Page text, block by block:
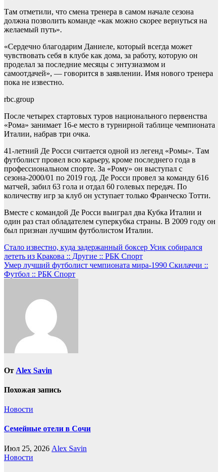
Там отметили, что смена тренера в самом начале сезона
должна позволить команде «как можно скорее вернуться на
желаемый путь».
«Сердечно благодарим Даниеле, который всегда может
чувствовать себя в клубе как дома, за работу, которую он
проделал за последние месяцы с энтузиазмом и
самоотдачей», — говорится в заявлении. Имя нового тренера
пока не известно.
rbc.group
После четырех стартовых туров национального первенства
«Рома» занимает 16-е место в турнирной таблице чемпионата
Италии, набрав три очка.
41-летний Де Росси считается одной из легенд «Ромы». Там
футболист провел всю карьеру, кроме последнего года в
профессиональном спорте. За «Рому» он выступал с
сезона-2000/01 по 2019 год. Де Росси провел за команду 616
матчей, забил 63 гола и отдал 60 голевых передач. По
количеству игр за клуб он уступает только Франческо Тотти.
Вместе с командой Де Росси выиграл два Кубка Италии и
один раз стал обладателем суперкубка страны. В 2009 году он
был признан лучшим футболистом Италии.
Навигация
по
записям
Стало известно, куда задержанный боксер Усик собирался
лететь из Кракова :: Другие :: РБК Спорт
Умер лучший футболист чемпионата мира-1990 Скилаччи ::
Футбол :: РБК Спорт
От Alex Savin
Похожая запись
Новости
Семейные отели в Сочи
Июл 25, 2026 Alex Savin
Новости